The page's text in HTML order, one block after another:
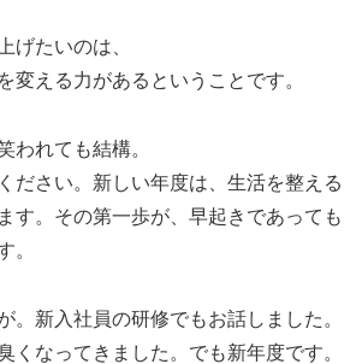
げたいのは、
変える力があるということです。
われても結構。
ださい。新しい年度は、生活を整える
す。その第一歩が、早起きであっても
。
。新入社員の研修でもお話しました。
くなってきました。でも新年度です。